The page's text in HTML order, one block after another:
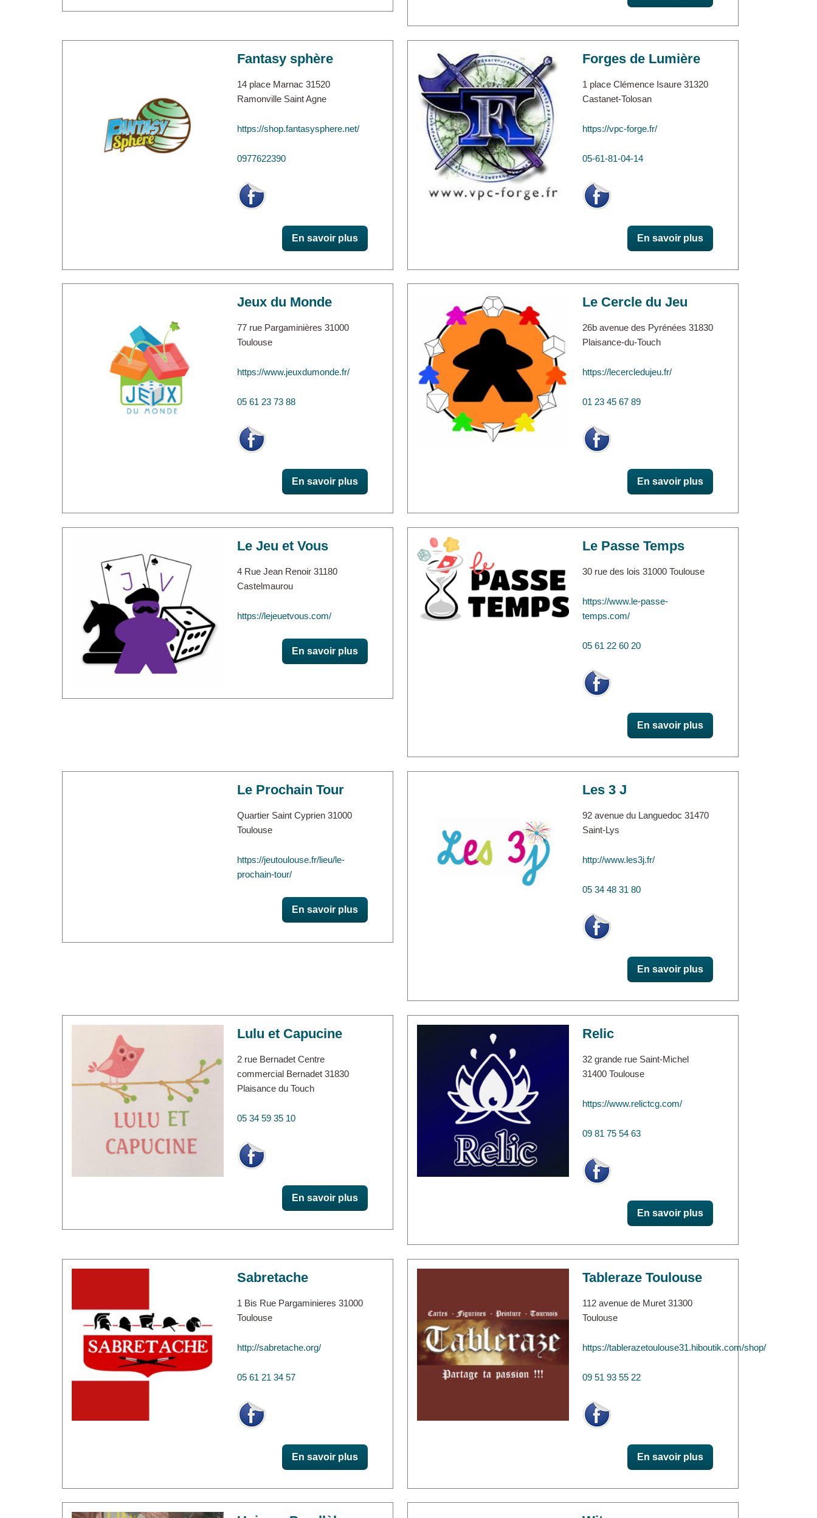
Fantasy sphère
14 place Marnac 31520
Ramonville Saint Agne
https://shop.fantasysphere.net/
0977622390
En savoir plus
Forges de Lumière
1 place Clémence Isaure 31320
Castanet-Tolosan
https://vpc-forge.fr/
05-61-81-04-14
En savoir plus
Jeux du Monde
77 rue Pargaminières 31000
Toulouse
https://www.jeuxdumonde.fr/
05 61 23 73 88
En savoir plus
Le Cercle du Jeu
26b avenue des Pyrénées 31830
Plaisance-du-Touch
https://lecercledujeu.fr/
01 23 45 67 89
En savoir plus
Le Jeu et Vous
4 Rue Jean Renoir 31180
Castelmaurou
https://lejeuetvous.com/
En savoir plus
Le Passe Temps
30 rue des lois 31000 Toulouse
https://www.le-passe-
temps.com/
05 61 22 60 20
En savoir plus
Le Prochain Tour
Quartier Saint Cyprien 31000
Toulouse
https://jeutoulouse.fr/lieu/le-
prochain-tour/
En savoir plus
Les 3 J
92 avenue du Languedoc 31470
Saint-Lys
http://www.les3j.fr/
05 34 48 31 80
En savoir plus
Lulu et Capucine
2 rue Bernadet Centre
commercial Bernadet 31830
Plaisance du Touch
05 34 59 35 10
En savoir plus
Relic
32 grande rue Saint-Michel
31400 Toulouse
https://www.relictcg.com/
09 81 75 54 63
En savoir plus
Sabretache
1 Bis Rue Pargaminieres 31000
Toulouse
http://sabretache.org/
05 61 21 34 57
En savoir plus
Tableraze Toulouse
112 avenue de Muret 31300
Toulouse
https://tablerazetoulouse31.hiboutik.com/shop/
09 51 93 55 22
En savoir plus